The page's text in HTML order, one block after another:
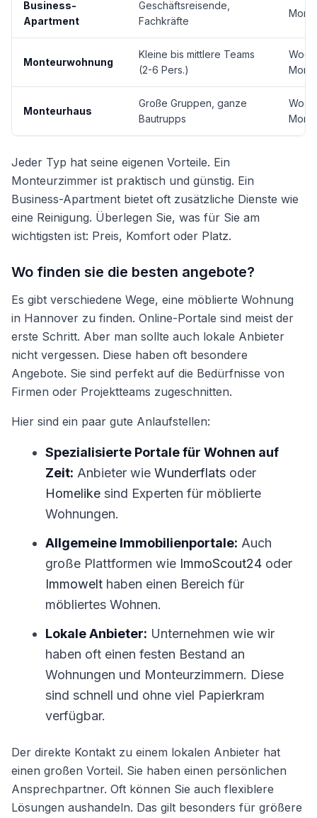
Business-
Apartment
Geschäftsreisende,
Fachkräfte
Monteurwohnung
Kleine bis mittlere Teams
(2-6 Pers.)
Monteurhaus
Große Gruppen, ganze
Bautrupps
Jeder Typ hat seine eigenen Vorteile. Ein
Monteurzimmer ist praktisch und günstig. Ein
Business-Apartment bietet oft zusätzliche Dienste wie
eine Reinigung. Überlegen Sie, was für Sie am
wichtigsten ist: Preis, Komfort oder Platz.
Wo finden sie die besten angebote?
Es gibt verschiedene Wege, eine möblierte Wohnung
in Hannover zu finden. Online-Portale sind meist der
erste Schritt. Aber man sollte auch lokale Anbieter
nicht vergessen. Diese haben oft besondere
Angebote. Sie sind perfekt auf die Bedürfnisse von
Firmen oder Projektteams zugeschnitten.
Hier sind ein paar gute Anlaufstellen:
Spezialisierte Portale für Wohnen auf
Zeit: Anbieter wie Wunderflats oder
Homelike sind Experten für möblierte
Wohnungen.
Allgemeine Immobilienportale: Auch
große Plattformen wie ImmoScout24 oder
Immowelt haben einen Bereich für
möbliertes Wohnen.
Lokale Anbieter: Unternehmen wie wir
haben oft einen festen Bestand an
Wohnungen und Monteurzimmern. Diese
sind schnell und ohne viel Papierkram
verfügbar.
Der direkte Kontakt zu einem lokalen Anbieter hat
einen großen Vorteil. Sie haben einen persönlichen
Ansprechpartner. Oft können Sie auch flexiblere
Lösungen aushandeln. Das gilt besonders für größere